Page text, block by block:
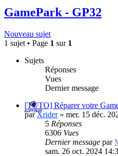
GamePark - GP32
Nouveau sujet
1 sujet • Page 1 sur 1
Sujets
Réponses
Vues
Dernier message
[TUTO] Réparer votre
parXrider» mer. 15 déc.
5 Réponses
6306 Vues
Dernier message par
sam. 26 oct. 2024